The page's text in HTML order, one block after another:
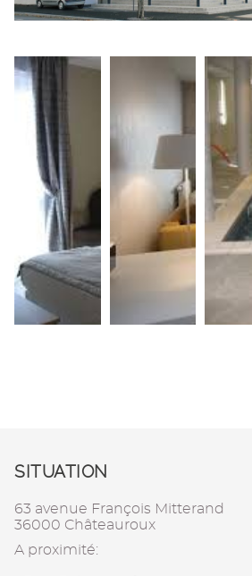
SITUATION
63 avenue François Mitterand
36000 Châteauroux
A proximité: